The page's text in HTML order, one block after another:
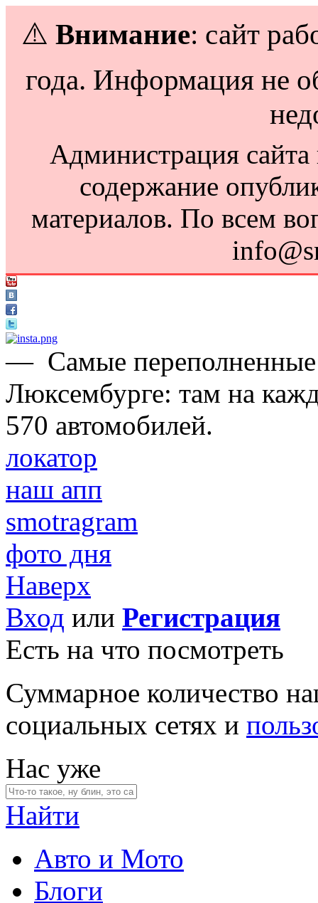
⚠️ Внимание: сайт
года. Информация не
Администрация сайта
содержание
материалов. По всем
— Самые
Люксембурге: там на
570 автомобилей.
локатор
наш апп
smotragram
фото дня
Наверх
Вход или Регистрация
Есть на что посмотреть
Суммарное количество
социальных сетях и
Нас уже
Найти
Авто и Мото
Блоги